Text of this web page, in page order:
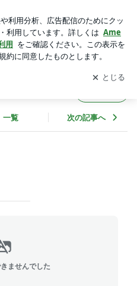
の更新通知
を受け取りまし
開く
一覧 次の記事へ
ませんでした